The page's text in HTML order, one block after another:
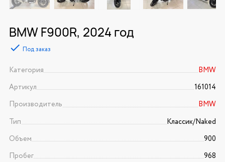
BMW F900R, 2024 год
Под заказ
Категория
BMW
Артикул
161014
Производитель
BMW
Тип
Классик/Naked
Объем
900
Пробег
968